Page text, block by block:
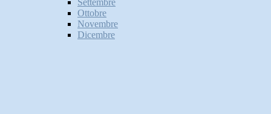
Settembre
Ottobre
Novembre
Dicembre